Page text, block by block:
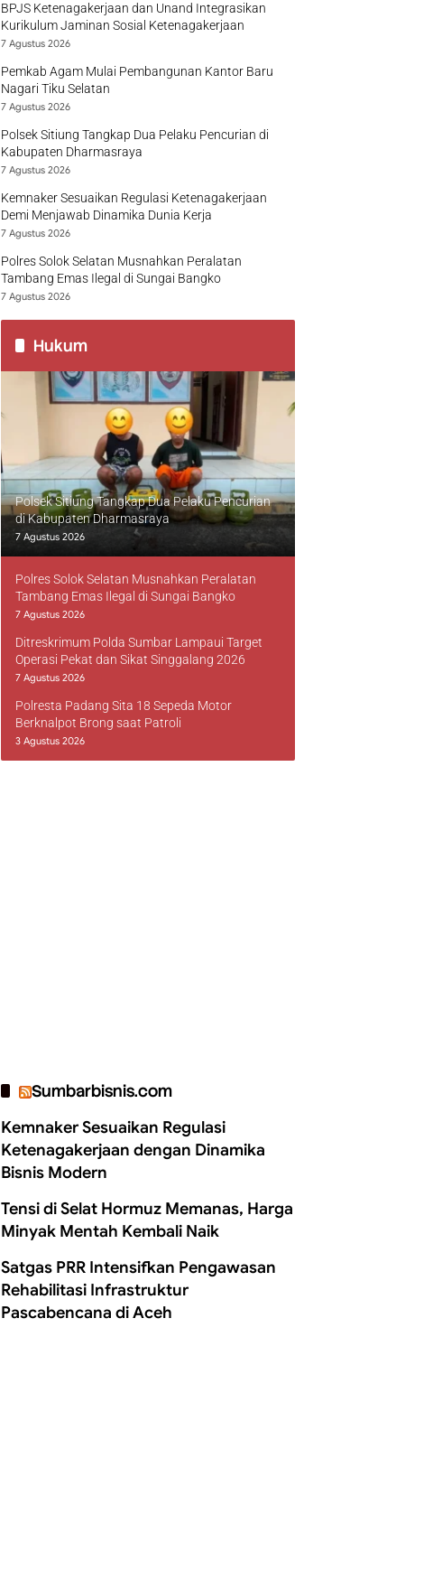
BPJS Ketenagakerjaan dan Unand Integrasikan
Kurikulum Jaminan Sosial Ketenagakerjaan
7 Agustus 2026
Pemkab Agam Mulai Pembangunan Kantor Baru
Nagari Tiku Selatan
7 Agustus 2026
Polsek Sitiung Tangkap Dua Pelaku Pencurian di
Kabupaten Dharmasraya
7 Agustus 2026
Kemnaker Sesuaikan Regulasi Ketenagakerjaan
Demi Menjawab Dinamika Dunia Kerja
7 Agustus 2026
Polres Solok Selatan Musnahkan Peralatan
Tambang Emas Ilegal di Sungai Bangko
7 Agustus 2026
Hukum
Polsek Sitiung Tangkap Dua Pelaku Pencurian
di Kabupaten Dharmasraya
7 Agustus 2026
Polres Solok Selatan Musnahkan Peralatan
Tambang Emas Ilegal di Sungai Bangko
7 Agustus 2026
Ditreskrimum Polda Sumbar Lampaui Target
Operasi Pekat dan Sikat Singgalang 2026
7 Agustus 2026
Polresta Padang Sita 18 Sepeda Motor
Berknalpot Brong saat Patroli
3 Agustus 2026
Sumbarbisnis.com
Kemnaker Sesuaikan Regulasi
Ketenagakerjaan dengan Dinamika
Bisnis Modern
Tensi di Selat Hormuz Memanas, Harga
Minyak Mentah Kembali Naik
Satgas PRR Intensifkan Pengawasan
Rehabilitasi Infrastruktur
Pascabencana di Aceh